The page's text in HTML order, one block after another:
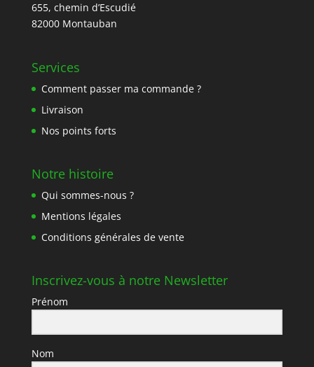
655, chemin d’Escudié
82000 Montauban
Services
Comment passer ma commande ?
Livraison
Nos points forts
Notre histoire
Qui sommes-nous ?
Mentions légales
Conditions générales de vente
Inscrivez-vous à notre Newsletter
Prénom
Nom